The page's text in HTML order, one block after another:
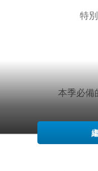
特
本季必備